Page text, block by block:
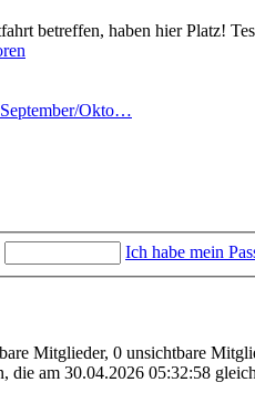
betreffen, haben hier Platz!
Okto…
Ich habe mein
Mitglieder, 0 unsichtbare
die am 30.04.2026 05:32:58